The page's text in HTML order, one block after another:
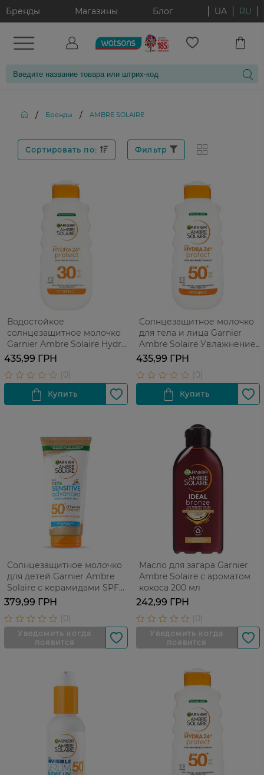
Бренды Магазины Блог UA RU
/ Бренды / AMBRE SOLAIRE
Сортировать по: Фильтр
Водостойкое
солнцезащитное молочко
Garnier Ambre Solaire Hydra
24h Protect High Protection
Milk SPF30 увлажнение 24
часа 175 мл
435,99 ГРН
Солнцезащитное молочко
для тела и лица Garnier
Ambre Solaire Увлажнение
на 24 часа с витамином С
SPF 50+ водостойкое 175 мл
435,99 ГРН
Cолнцезащитное молочко
для детей Garnier Ambre
Solaire с керамидами SPF
50+ 175 мл
379,99 ГРН
Масло для загара Garnier
Ambre Solaire с ароматом
кокоса 200 мл
242,99 ГРН